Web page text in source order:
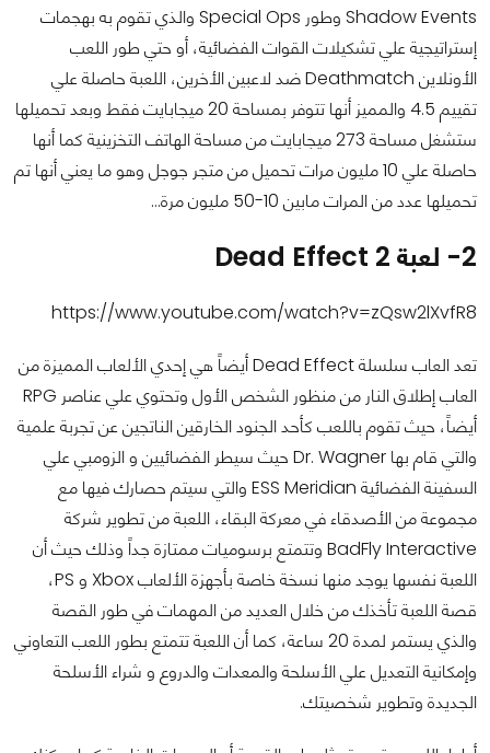
Shadow Events وطور Special Ops والذي تقوم به بهجمات
إستراتيجية علي تشكيلات القوات الفضائية، أو حتي طور اللعب
الأونلاين Deathmatch ضد لاعبين الأخرين، اللعبة حاصلة علي
تقييم 4.5 والمميز أنها تتوفر بمساحة 20 ميجابايت فقط وبعد تحميلها
ستشغل مساحة 273 ميجابايت من مساحة الهاتف التخزينية كما أنها
حاصلة علي 10 مليون مرات تحميل من متجر جوجل وهو ما يعني أنها تم
تحميلها عدد من المرات مابين 10-50 مليون مرة…
2- لعبة Dead Effect 2
https://www.youtube.com/watch?v=zQsw2lXvfR8
تعد العاب سلسلة Dead Effect أيضاً هي إحدي الألعاب المميزة من
العاب إطلاق النار من منظور الشخص الأول وتحتوي علي عناصر RPG
أيضاً، حيث تقوم باللعب كأحد الجنود الخارقين الناتجين عن تجربة علمية
والتي قام بها Dr. Wagner حيث سيطر الفضائيين و الزومبي علي
السفينة الفضائية ESS Meridian والتي سيتم حصارك فيها مع
مجموعة من الأصدقاء في معركة البقاء، اللعبة من تطوير شركة
BadFly Interactive وتتمتع برسوميات ممتازة جداً وذلك حيث أن
اللعبة نفسها يوجد منها نسخة خاصة بأجهزة الألعاب Xbox و PS،
قصة اللعبة تأخذك من خلال العديد من المهمات في طور القصة
والذي يستمر لمدة 20 ساعة، كما أن اللعبة تتمتع بطور اللعب التعاوني
وإمكانية التعديل علي الأسلحة والمعدات والدروع و شراء الأسلحة
الجديدة وتطوير شخصيتك.